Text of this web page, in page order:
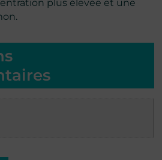
plus élevée et une